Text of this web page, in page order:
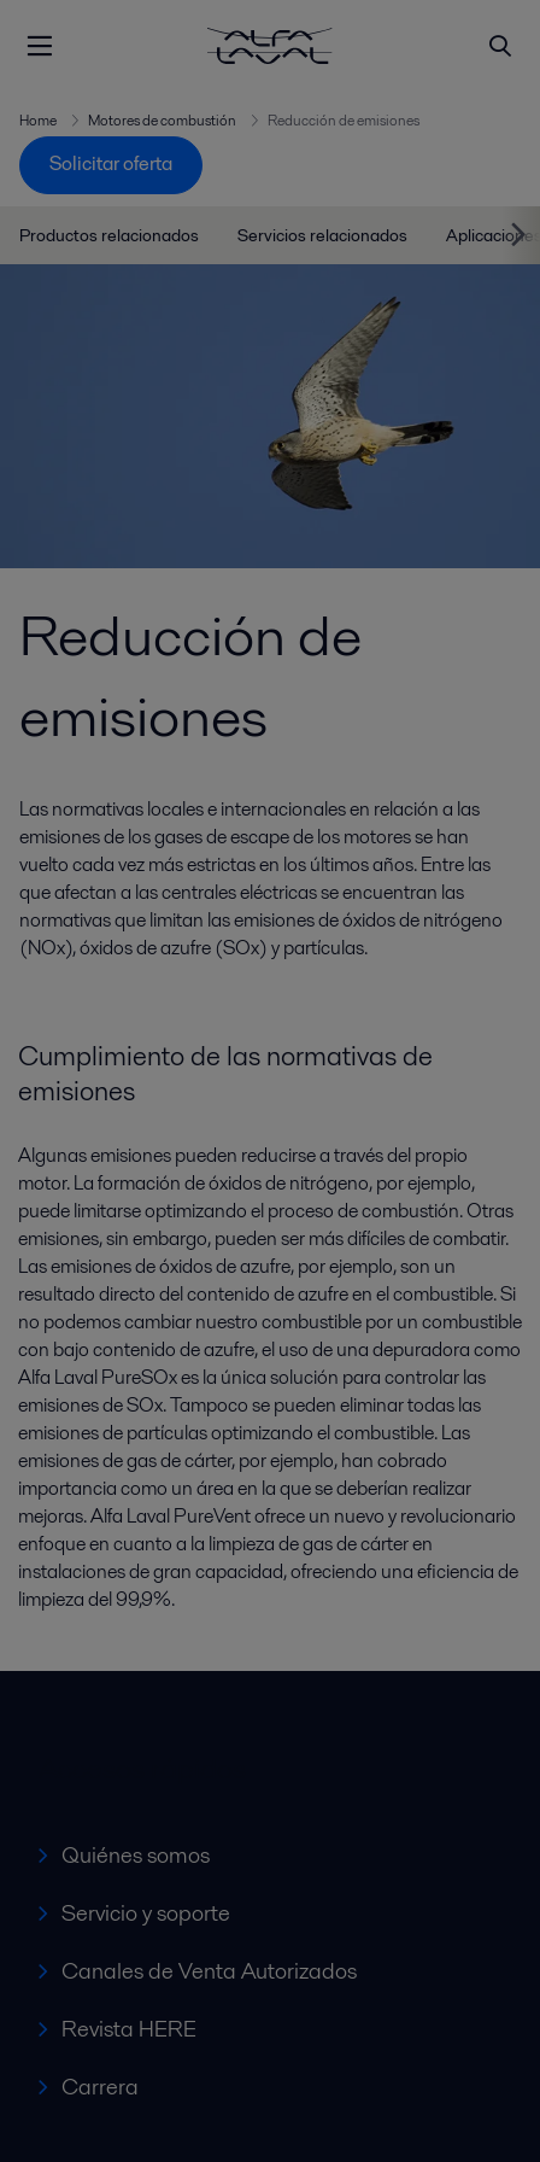
Home Motores de combustión Reducción de emisiones
Solicitar oferta
Productos relacionados Servicios relacionados
Reducción de
emisiones
Las normativas locales e internacionales en relación a las
emisiones de los gases de escape de los motores se han
vuelto cada vez más estrictas en los últimos años. Entre las
que afectan a las centrales eléctricas se encuentran las
normativas que limitan las emisiones de óxidos de nitrógeno
(NOx), óxidos de azufre (SOx) y partículas.
Cumplimiento de las normativas de
emisiones
Algunas emisiones pueden reducirse a través del propio
motor. La formación de óxidos de nitrógeno, por ejemplo,
puede limitarse optimizando el proceso de combustión. Otras
emisiones, sin embargo, pueden ser más difíciles de combatir.
Las emisiones de óxidos de azufre, por ejemplo, son un
resultado directo del contenido de azufre en el combustible. Si
no podemos cambiar nuestro combustible por un combustible
con bajo contenido de azufre, el uso de una depuradora como
Alfa Laval PureSOx es la única solución para controlar las
emisiones de SOx. Tampoco se pueden eliminar todas las
emisiones de partículas optimizando el combustible. Las
emisiones de gas de cárter, por ejemplo, han cobrado
importancia como un área en la que se deberían realizar
mejoras. Alfa Laval PureVent ofrece un nuevo y revolucionario
enfoque en cuanto a la limpieza de gas de cárter en
instalaciones de gran capacidad, ofreciendo una eficiencia de
limpieza del 99,9%.
Quiénes somos
Servicio y soporte
Canales de Venta Autorizados
Revista HERE
Carrera